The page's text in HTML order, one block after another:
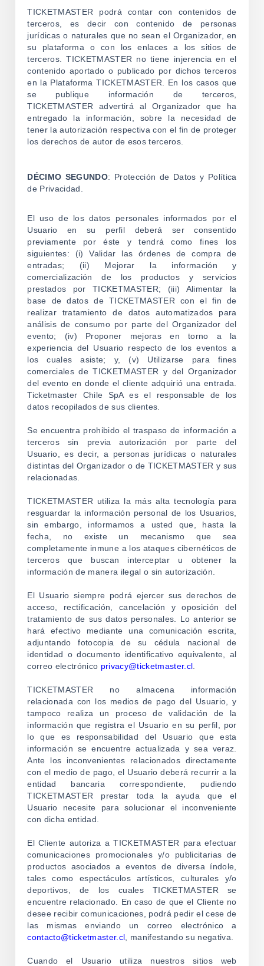
TICKETMASTER podrá contar con contenidos de
terceros, es decir con contenido de personas
jurídicas o naturales que no sean el Organizador, en
su plataforma o con los enlaces a los sitios de
terceros. TICKETMASTER no tiene injerencia en el
contenido aportado o publicado por dichos terceros
en la Plataforma TICKETMASTER. En los casos que
se publique información de terceros,
TICKETMASTER advertirá al Organizador que ha
entregado la información, sobre la necesidad de
tener la autorización respectiva con el fin de proteger
los derechos de autor de esos terceros.
DÉCIMO SEGUNDO: Protección de Datos y Política
de Privacidad.
El uso de los datos personales informados por el
Usuario en su perfil deberá ser consentido
previamente por éste y tendrá como fines los
siguientes: (i) Validar las órdenes de compra de
entradas; (ii) Mejorar la información y
comercialización de los productos y servicios
prestados por TICKETMASTER; (iii) Alimentar la
base de datos de TICKETMASTER con el fin de
realizar tratamiento de datos automatizados para
análisis de consumo por parte del Organizador del
evento; (iv) Proponer mejoras en torno a la
experiencia del Usuario respecto de los eventos a
los cuales asiste; y, (v) Utilizarse para fines
comerciales de TICKETMASTER y del Organizador
del evento en donde el cliente adquirió una entrada.
Ticketmaster Chile SpA es el responsable de los
datos recopilados de sus clientes.
Se encuentra prohibido el traspaso de información a
terceros sin previa autorización por parte del
Usuario, es decir, a personas jurídicas o naturales
distintas del Organizador o de TICKETMASTER y sus
relacionadas.
TICKETMASTER utiliza la más alta tecnología para
resguardar la información personal de los Usuarios,
sin embargo, informamos a usted que, hasta la
fecha, no existe un mecanismo que sea
completamente inmune a los ataques cibernéticos de
terceros que buscan interceptar u obtener la
información de manera ilegal o sin autorización.
El Usuario siempre podrá ejercer sus derechos de
acceso, rectificación, cancelación y oposición del
tratamiento de sus datos personales. Lo anterior se
hará efectivo mediante una comunicación escrita,
adjuntando fotocopia de su cédula nacional de
identidad o documento identificativo equivalente, al
correo electrónico privacy@ticketmaster.cl
TICKETMASTER no almacena información
relacionada con los medios de pago del Usuario, y
tampoco realiza un proceso de validación de la
información que registra el Usuario en su perfil, por
lo que es responsabilidad del Usuario que esta
información se encuentre actualizada y sea veraz.
Ante los inconvenientes relacionados directamente
con el medio de pago, el Usuario deberá recurrir a la
entidad bancaria correspondiente, pudiendo
TICKETMASTER prestar toda la ayuda que el
Usuario necesite para solucionar el inconveniente
con dicha entidad.
El Cliente autoriza a TICKETMASTER para efectuar
comunicaciones promocionales y/o publicitarias de
productos asociados a eventos de diversa índole,
tales como espectáculos artísticos, culturales y/o
deportivos, de los cuales TICKETMASTER se
encuentre relacionado. En caso de que el Cliente no
desee recibir comunicaciones, podrá pedir el cese de
las mismas enviando un correo electrónico a
contacto@ticketmaster.cl , manifestando su negativa.
Cuando el Usuario utiliza nuestros sitios web